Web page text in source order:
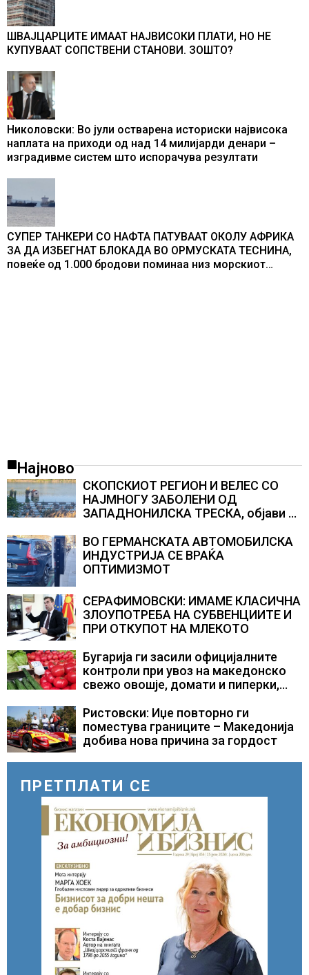
ШВАЈЦАРЦИТЕ ИМААТ НАЈВИСОКИ ПЛАТИ, НО НЕ
КУПУВААТ СОПСТВЕНИ СТАНОВИ. ЗОШТО?
Николовски: Во јули остварена историски највисока
наплата на приходи од над 14 милијарди денари –
изградивме систем што испорачува резултати
СУПЕР ТАНКЕРИ СО НАФТА ПАТУВААТ ОКОЛУ АФРИКА
ЗА ДА ИЗБЕГНАТ БЛОКАДА ВО ОРМУСКАТА ТЕСНИНА,
повеќе од 1.000 бродови поминаа низ морскиот
Најново
СКОПСКИОТ РЕГИОН И ВЕЛЕС СО
НАЈМНОГУ ЗАБОЛЕНИ ОД
ЗАПАДНОНИЛСКА ТРЕСКА, објави
Клековски
ВО ГЕРМАНСКАТА АВТОМОБИЛСКА
ИНДУСТРИЈА СЕ ВРАЌА
ОПТИМИЗМОТ
СЕРАФИМОВСКИ: ИМАМЕ КЛАСИЧНА
ЗЛОУПОТРЕБА НА СУБВЕНЦИИТЕ И
ПРИ ОТКУПОТ НА МЛЕКОТО
Бугарија ги засили официјалните
контроли при увоз на македонско
свежо овошје, домати и пиперки,
Ристовски: Иџе повторно ги
поместува границите – Македонија
добива нова причина за гордост
ПРЕТПЛАТИ СЕ